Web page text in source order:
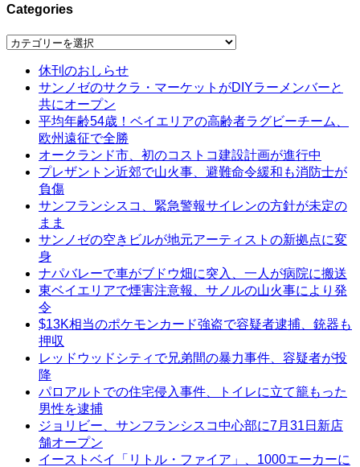
Categories
Categories
休刊のおしらせ
サンノゼのサクラ・マーケットがDIYラーメンバーと
共にオープン
平均年齢54歳！ベイエリアの高齢者ラグビーチーム、
欧州遠征で全勝
オークランド市、初のコストコ建設計画が進行中
プレザントン近郊で山火事、避難命令緩和も消防士が
負傷
サンフランシスコ、緊急警報サイレンの方針が未定の
まま
サンノゼの空きビルが地元アーティストの新拠点に変
身
ナパバレーで車がブドウ畑に突入、一人が病院に搬送
東ベイエリアで煙害注意報、サノルの山火事により発
令
$13K相当のポケモンカード強盗で容疑者逮捕、銃器も
押収
レッドウッドシティで兄弟間の暴力事件、容疑者が投
降
パロアルトでの住宅侵入事件、トイレに立て籠もった
男性を逮捕
ジョリビー、サンフランシスコ中心部に7月31日新店
舗オープン
イーストベイ「リトル・ファイア」、1000エーカーに